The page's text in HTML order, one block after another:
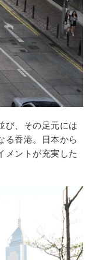
び、その足元には
る香港。日本から
メントが充実した